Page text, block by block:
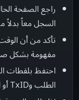
راجع الصفحة
السجل معاً بدلاً
تأكد من أن
مفهومة بشكل
احتفظ بلقطات
الطلب وTxID أو المعلمات المهمة للمراجعة اللاحقة.